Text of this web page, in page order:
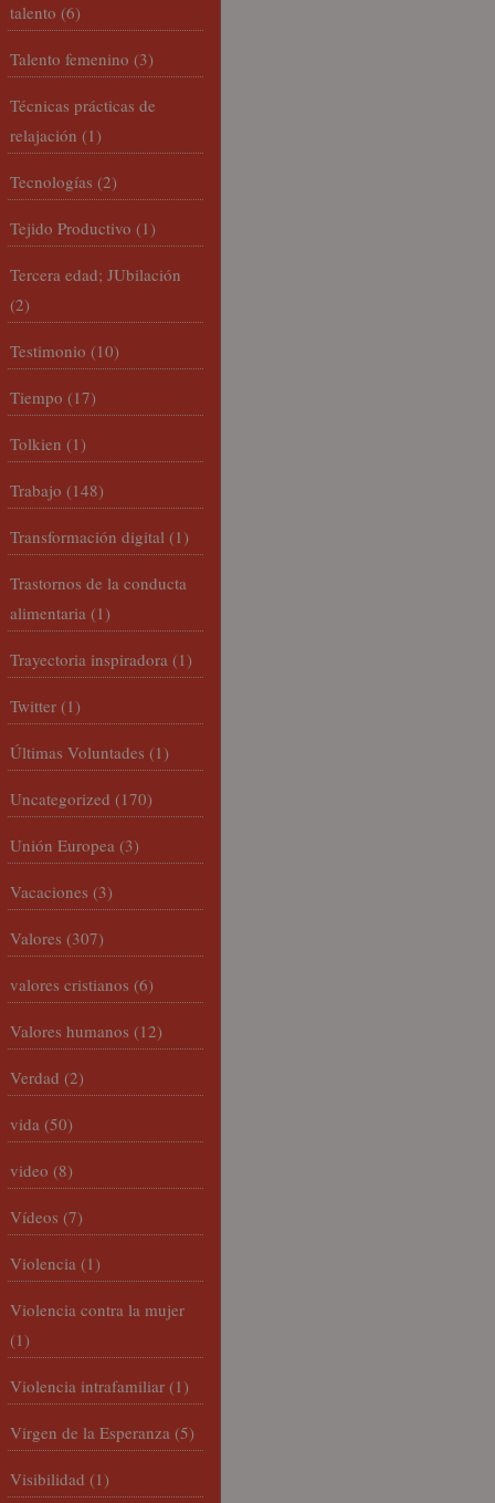
talento (6)
Talento femenino (3)
Técnicas prácticas de
relajación (1)
Tecnologías (2)
Tejido Productivo (1)
Tercera edad; JUbilación
(2)
Testimonio (10)
Tiempo (17)
Tolkien (1)
Trabajo (148)
Transformación digital (1)
Trastornos de la conducta
alimentaria (1)
Trayectoria inspiradora (1)
Twitter (1)
Últimas Voluntades (1)
Uncategorized (170)
Unión Europea (3)
Vacaciones (3)
Valores (307)
valores cristianos (6)
Valores humanos (12)
Verdad (2)
vida (50)
video (8)
Vídeos (7)
Violencia (1)
Violencia contra la mujer
(1)
Violencia intrafamiliar (1)
Virgen de la Esperanza (5)
Visibilidad (1)